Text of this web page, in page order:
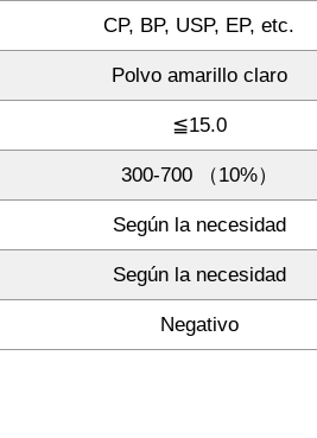
CP, BP, USP, EP, etc.
Polvo amarillo claro
≦15.0
300-700 （10%）
Según la necesidad
Según la necesidad
Negativo